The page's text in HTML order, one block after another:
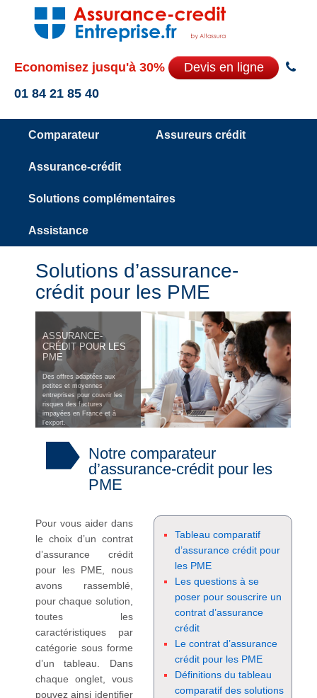
Economisez jusqu'à 30%
Devis en ligne
01 84 21 85 40
Comparateur Assureurs crédit
Assurance-crédit
Solutions complémentaires
Assistance
Solutions d’assurance-
crédit pour les PME
ASSURANCE-
CRÉDIT POUR LES
PME
Des offres adaptées aux
petites et moyennes
entreprises pour couvrir les
risques des factures
impayées en France et à
l’export.
Notre comparateur
d’assurance-crédit pour les
PME
Pour vous aider dans
le choix d’un contrat
d’assurance crédit
pour les PME, nous
avons rassemblé,
pour chaque solution,
toutes les
caractéristiques par
catégorie sous forme
d’un tableau. Dans
chaque onglet, vous
pouvez ainsi identifier
Tableau comparatif
d’assurance crédit pour
les PME
Les questions à se
poser pour souscrire un
contrat d’assurance
crédit
Le contrat d’assurance
crédit pour les PME
Définitions du tableau
comparatif des solutions